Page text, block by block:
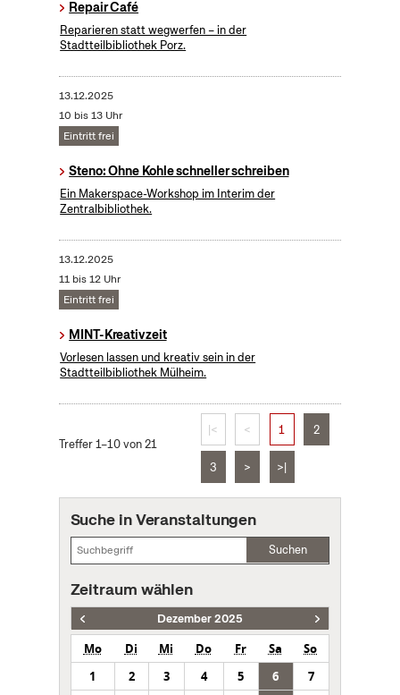
Repair Café
Reparieren statt wegwerfen – in der
Stadtteilbibliothek Porz.
13.12.2025
10 bis 13 Uhr
Eintritt frei
Steno: Ohne Kohle schneller schreiben
Ein Makerspace-Workshop im Interim der
Zentralbibliothek.
13.12.2025
11 bis 12 Uhr
Eintritt frei
MINT-Kreativzeit
Vorlesen lassen und kreativ sein in der
Stadtteilbibliothek Mülheim.
Treffer 1–10 von 21
|< < 1 2
3 > >|
Suche in Veranstaltungen
Suchen
Zeitraum wählen
Dezember 2025
Mo Di Mi Do Fr Sa
So
1
2 3 4 5 6
7